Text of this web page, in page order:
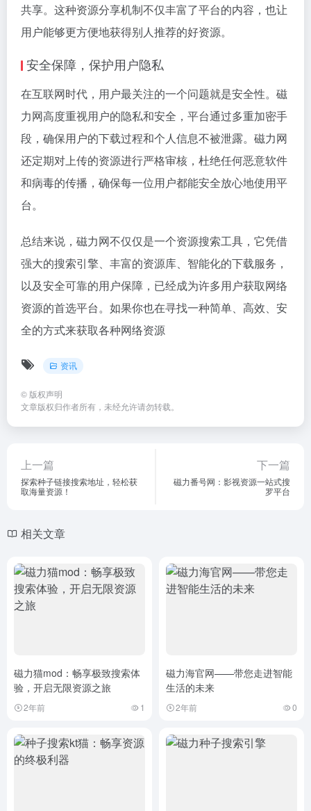
共享。这种资源分享机制不仅丰富了平台的内容，也让
用户能够更方便地获得别人推荐的好资源。
安全保障，保护用户隐私
在互联网时代，用户最关注的一个问题就是安全性。磁
力网高度重视用户的隐私和安全，平台通过多重加密手
段，确保用户的下载过程和个人信息不被泄露。磁力网
还定期对上传的资源进行严格审核，杜绝任何恶意软件
和病毒的传播，确保每一位用户都能安全放心地使用平
台。
总结来说，磁力网不仅仅是一个资源搜索工具，它凭借
强大的搜索引擎、丰富的资源库、智能化的下载服务，
以及安全可靠的用户保障，已经成为许多用户获取网络
资源的首选平台。如果你也在寻找一种简单、高效、安
全的方式来获取各种网络资源
资讯
© 版权声明
文章版权归作者所有，未经允许请勿转载。
上一篇
探索种子链接搜索地址，轻松获
取海量资源！
下一篇
磁力番号网：影视资源一站式搜
罗平台
相关文章
磁力猫mod：畅享极致搜索体
验，开启无限资源之旅
2年前 1
磁力海官网——带您走进智能
生活的未来
2年前 0